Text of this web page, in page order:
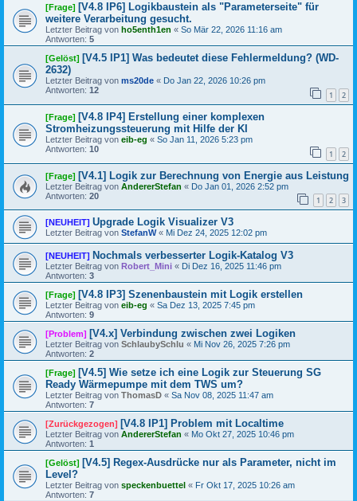
[Frage] [V4.8 IP6] Logikbaustein als "Parameterseite" für
weitere Verarbeitung gesucht.
Letzter Beitrag von ho5enth1en « So Mär 22, 2026 11:16 am
Antworten: 5
[Gelöst] [V4.5 IP1] Was bedeutet diese Fehlermeldung? (WD-
2632)
Letzter Beitrag von ms20de « Do Jan 22, 2026 10:26 pm
Antworten: 12 1 2
[Frage] [V4.8 IP4] Erstellung einer komplexen
Stromheizungssteuerung mit Hilfe der KI
Letzter Beitrag von eib-eg « So Jan 11, 2026 5:23 pm
Antworten: 10 1 2
[Frage] [V4.1] Logik zur Berechnung von Energie aus Leistung
Letzter Beitrag von AndererStefan « Do Jan 01, 2026 2:52 pm
Antworten: 20 1 2 3
[NEUHEIT] Upgrade Logik Visualizer V3
Letzter Beitrag von StefanW« Mi Dez 24, 2025 12:02 pm
[NEUHEIT] Nochmals verbesserter Logik-Katalog V3
Letzter Beitrag von Robert_Mini « Di Dez 16, 2025 11:46 pm
Antworten: 3
[Frage] [V4.8 IP3] Szenenbaustein mit Logik erstellen
Letzter Beitrag von eib-eg « Sa Dez 13, 2025 7:45 pm
Antworten: 9
[Problem] [V4.x] Verbindung zwischen zwei Logiken
Letzter Beitrag von SchlaubySchlu « Mi Nov 26, 2025 7:26 pm
Antworten: 2
[Frage] [V4.5] Wie setze ich eine Logik zur Steuerung SG
Ready Wärmepumpe mit dem TWS um?
Letzter Beitrag von ThomasD « Sa Nov 08, 2025 11:47 am
Antworten: 7
[Zurückgezogen] [V4.8 IP1] Problem mit Localtime
Letzter Beitrag von AndererStefan « Mo Okt 27, 2025 10:46 pm
Antworten: 1
[Gelöst] [V4.5] Regex-Ausdrücke nur als Parameter, nicht im
Level?
Letzter Beitrag von speckenbuettel « Fr Okt 17, 2025 10:26 am
Antworten: 7